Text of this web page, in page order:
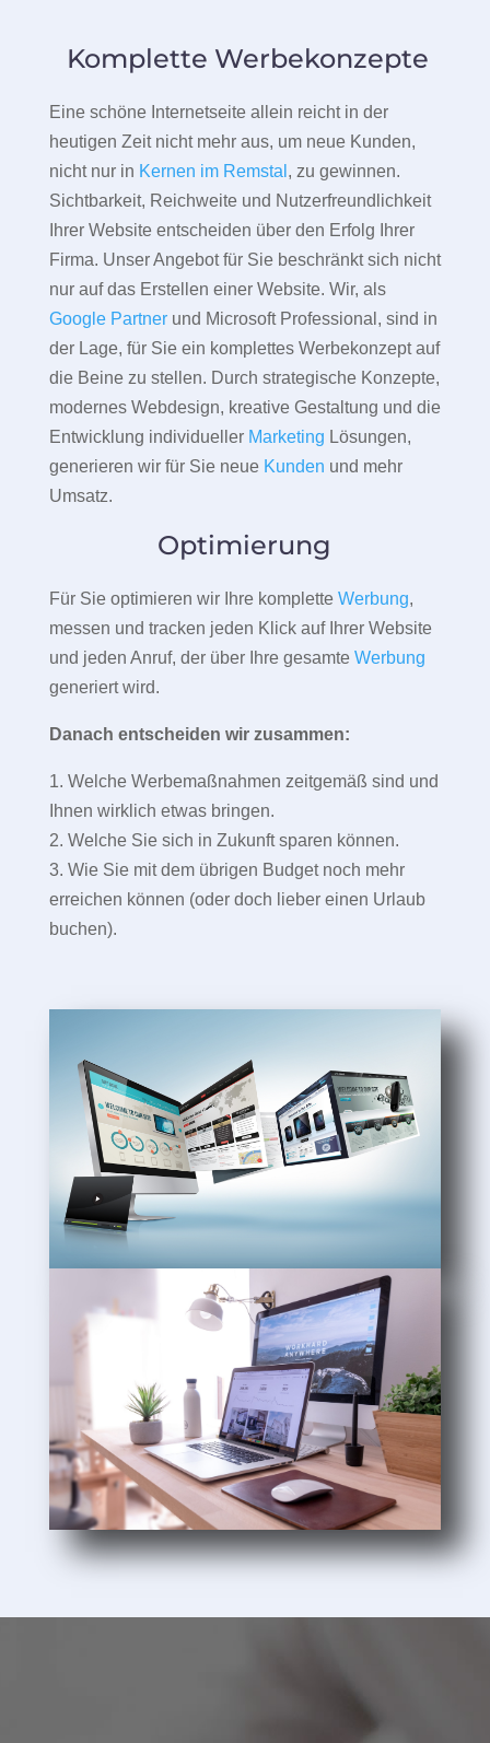
Komplette Werbekonzepte
Eine schöne Internetseite allein reicht in der
heutigen Zeit nicht mehr aus, um neue Kunden,
nicht nur in Kernen im Remstal , zu gewinnen.
Sichtbarkeit, Reichweite und Nutzerfreundlichkeit
Ihrer Website entscheiden über den Erfolg Ihrer
Firma. Unser Angebot für Sie beschränkt sich nicht
nur auf das Erstellen einer Website. Wir, als
Google Partnerund Microsoft Professional, sind in
der Lage, für Sie ein komplettes Werbekonzept auf
die Beine zu stellen. Durch strategische Konzepte,
modernes Webdesign, kreative Gestaltung und die
Entwicklung individueller Marketing Lösungen,
generieren wir für Sie neue Kunden und mehr
Umsatz.
Optimierung
Für Sie optimieren wir Ihre komplette Werbung,
messen und tracken jeden Klick auf Ihrer Website
und jeden Anruf, der über Ihre gesamte Werbung
generiert wird.
Danach entscheiden wir zusammen:
1. Welche Werbemaßnahmen zeitgemäß sind und
Ihnen wirklich etwas bringen.
2. Welche Sie sich in Zukunft sparen können.
3. Wie Sie mit dem übrigen Budget noch mehr
erreichen können (oder doch lieber einen Urlaub
buchen).